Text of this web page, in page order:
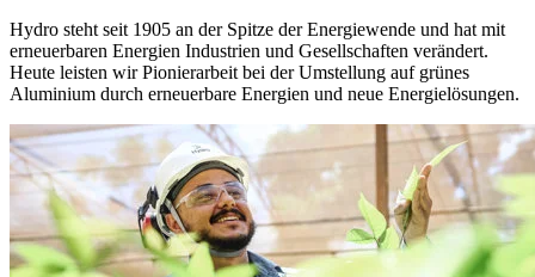
Hydro steht seit 1905 an der Spitze der Energiewende und hat mit
erneuerbaren Energien Industrien und Gesellschaften verändert.
Heute leisten wir Pionierarbeit bei der Umstellung auf grünes
Aluminium durch erneuerbare Energien und neue Energielösungen.